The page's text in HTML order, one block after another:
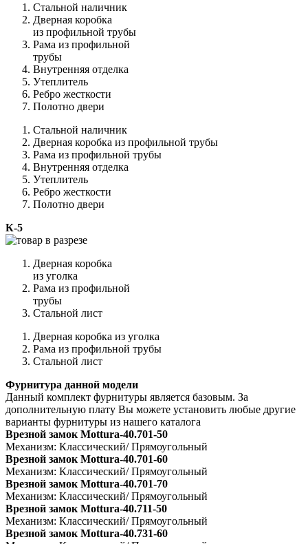
Стальной наличник
Дверная коробка
из профильной трубы
Рама из профильной
трубы
Внутренняя отделка
Утеплитель
Ребро жесткости
Полотно двери
Стальной наличник
Дверная коробка из профильной трубы
Рама из профильной трубы
Внутренняя отделка
Утеплитель
Ребро жесткости
Полотно двери
К-5
Дверная коробка
из уголка
Рама из профильной
трубы
Стальной лист
Дверная коробка из уголка
Рама из профильной трубы
Стальной лист
Фурнитура данной модели
Данный комплект фурнитуры является базовым. За
дополнительную плату Вы можете установить любые другие
варианты фурнитуры из нашего каталога
Врезной замок Mottura-40.701-50
Механизм: Классический/ Прямоугольный
Врезной замок Mottura-40.701-60
Механизм: Классический/ Прямоугольный
Врезной замок Mottura-40.701-70
Механизм: Классический/ Прямоугольный
Врезной замок Mottura-40.711-50
Механизм: Классический/ Прямоугольный
Врезной замок Mottura-40.731-60